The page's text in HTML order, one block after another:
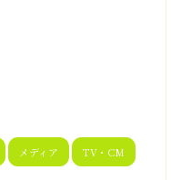
メディア TV・CM